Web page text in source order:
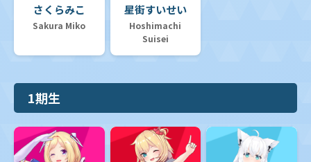
さくらみこ
Sakura Miko
星街すいせい
Hoshimachi
Suisei
1期生